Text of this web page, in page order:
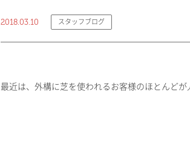
2018.03.10 スタッフブログ
最近は、外構に芝を使われるお客様のほとんどが